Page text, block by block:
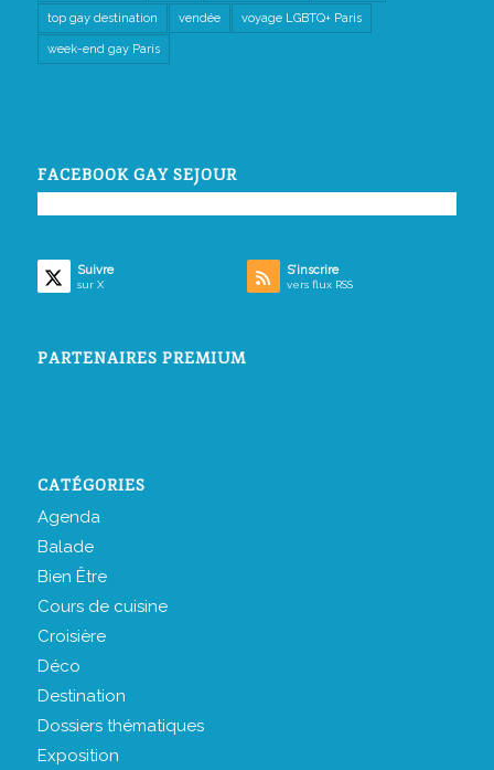
top gay destination vendée voyage LGBTQ+ Paris
week-end gay Paris
FACEBOOK GAY SEJOUR
Suivre
sur X
S’inscrire
vers flux RSS
PARTENAIRES PREMIUM
CATÉGORIES
Agenda
Balade
Bien Être
Cours de cuisine
Croisière
Déco
Destination
Dossiers thématiques
Exposition